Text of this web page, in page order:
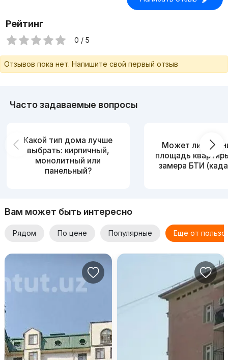
Рейтинг
0 / 5
Отзывов пока нет. Напишите свой первый отзыв
Часто задаваемые вопросы
Какой тип дома лучше
выбрать: кирпичный,
монолитный или
панельный?
Может ли
площадь
замера БТИ
Вам может быть интересно
Рядом По цене Популярные Еще от